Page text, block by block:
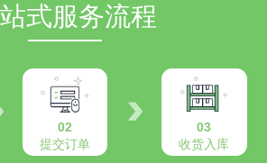
式服务流程
02
提交订单
03
收货入库